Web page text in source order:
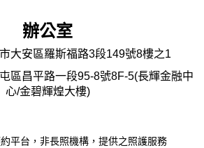
辦公室
大安區羅斯福路3段149號8樓之1
區昌平路一段95-8號8F-5(長輝金融中
心/金碧輝煌大樓)
平台，非長照機構，提供之照護服務